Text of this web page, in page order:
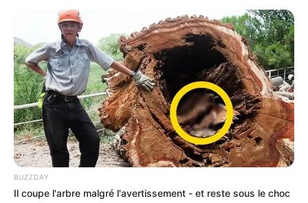
BUZZDAY
Il coupe l'arbre malgré l'avertissement - et reste sous le choc